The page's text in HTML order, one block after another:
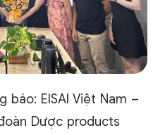
báo: EISAI Việt Nam –
Dược products